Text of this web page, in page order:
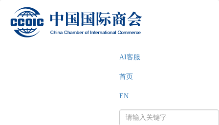
AI客服
首页
EN